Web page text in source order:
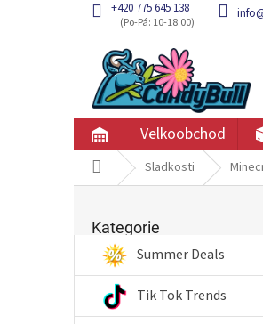
+420 775 645 138
Velkoobchod
Domů Sladkosti
r
n
kategorie
Kategorie
Summer Deals
Tik Tok Trends